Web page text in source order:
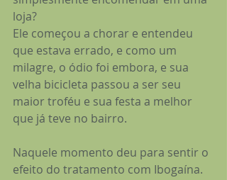
loja?
Ele começou a chorar e entendeu
que estava errado, e como um
milagre, o ódio foi embora, e sua
velha bicicleta passou a ser seu
maior troféu e sua festa a melhor
que já teve no bairro.
Naquele momento deu para sentir o
efeito do tratamento com Ibogaína.